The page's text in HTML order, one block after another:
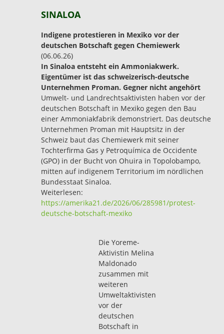
SINALOA
Indigene protestieren in Mexiko vor der
deutschen Botschaft gegen Chemiewerk
(06.06.26)
In Sinaloa entsteht ein Ammoniakwerk.
Eigentümer ist das schweizerisch-deutsche
Unternehmen Proman. Gegner nicht angehört
Umwelt- und Landrechtsaktivisten haben vor der
deutschen Botschaft in Mexiko gegen den Bau
einer Ammoniakfabrik demonstriert. Das deutsche
Unternehmen Proman mit Hauptsitz in der
Schweiz baut das Chemiewerk mit seiner
Tochterfirma Gas y Petroquímica de Occidente
(GPO) in der Bucht von Ohuira in Topolobampo,
mitten auf indigenem Territorium im nördlichen
Bundesstaat Sinaloa.
Weiterlesen:
https://amerika21.de/2026/06/285981/protest-
deutsche-botschaft-mexiko
Die Yoreme-
Aktivistin Melina
Maldonado
zusammen mit
weiteren
Umweltaktivisten
vor der
deutschen
Botschaft in